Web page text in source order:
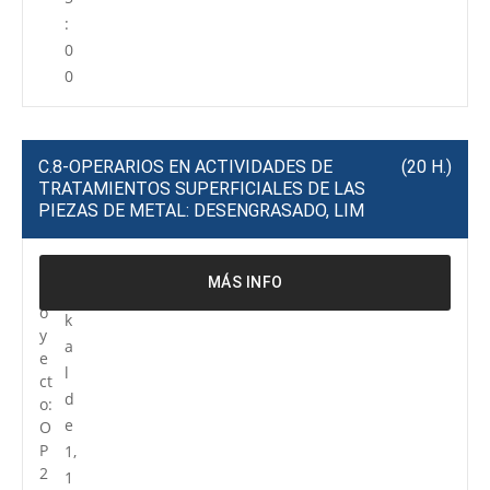
:
0
0
C.8-OPERARIOS EN ACTIVIDADES DE
TRATAMIENTOS SUPERFICIALES DE LAS
PIEZAS DE METAL: DESENGRASADO, LIM
(20 H.)
o
y
e
ct
o:
O
P
2
k
a
l
d
e
1,
1
MÁS INFO